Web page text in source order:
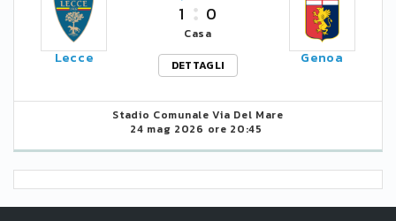
Lecce
1 0
Casa
DETTAGLI
Genoa
Stadio Comunale Via Del Mare
24 mag 2026 ore 20:45